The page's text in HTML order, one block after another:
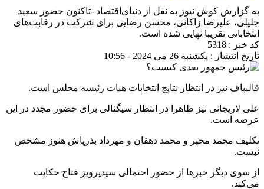
به گزارش کوش نیوز به نقل از دنیای‌اقتصاد -تاکنون حضور سعید
جلیلی، علیرضا زاکانی، محسن رضایی برای شرکت در رقابت‌های
انتخاباتی تقریبا نهایی شده است.
کد خبر : 5318
تاریخ انتشار : یکشنبه 26 می 2024 - 10:56
قالیباف نیز در انتظار نتایج انتخابات هیات رئیسه مجلس است.
علی لاریجانی نیز ظاهرا در انتظار سیگنالی برای حضور مجدد در این
عرصه است.
تکلیف محمد مخبر و محمد دهقان و مهرداد بذرپاش هنوز مشخص
نیست.
از سوی دیگر خبرها از حضور احتمالی سیدپرویز فتاح حکایت
می‌کند.